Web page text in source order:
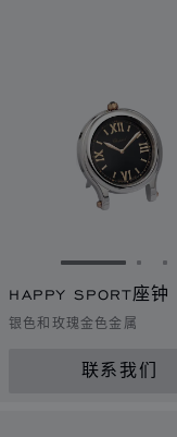
转到幻灯片
转
HAPPY SPORT座钟
银色和玫瑰金色金属
联系我们